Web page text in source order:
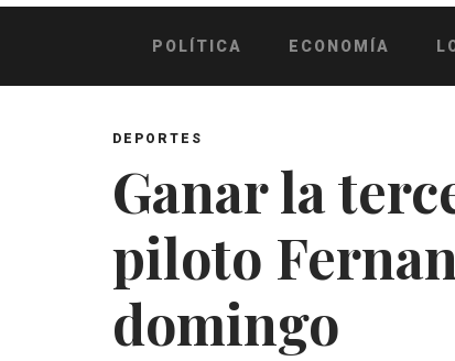
POLÍTICA ECONOMÍA
DEPORTES
Ganar la
piloto
domingo